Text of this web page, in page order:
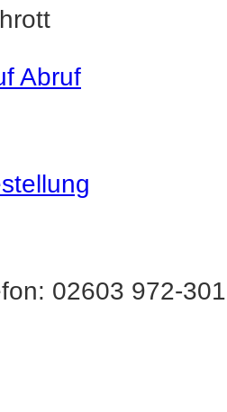
Abruf
02603 972-301